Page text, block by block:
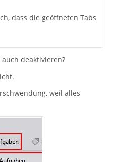
dass die geöffneten Tabs
deaktivieren?
weil alles